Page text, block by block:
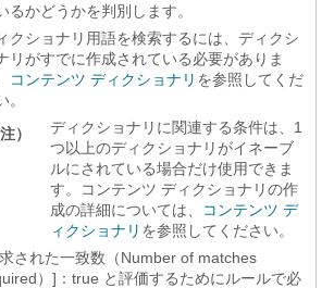
るかどうかを判別します。
クショナリ用語を検索するには、ディクシ
リがすでに作成されている必要がありま
コンテンツ ディクショナリ を参照してくだ
。
注）
ディクショナリに関連する条件は、1
つ以上のディクショナリがイネーブ
ルにされている場合だけ使用できま
す。コンテンツ ディクショナリの作
成の詳細については、
コンテンツ デ
ィクショナリ を参照してください。
された一致数（Number of matches
）]： true と評価するためにルールで必